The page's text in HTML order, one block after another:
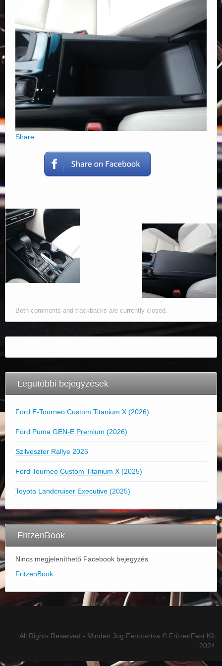
Elérhetőségek
Share
Both comments and trackbacks are currently closed.
Legutóbbi bejegyzések
Ford E-Tourneo Custom Titanium X (2026)
Ford Puma GEN-E Premium (2026)
Szilveszter Rallye 2025
Ford Tourneo Custom Titanium X (2025)
Toyota Landcruiser Executive (2025)
FritzenBook
Nincs megjeleníthető Facebook bejegyzés
FritzenBook
All Rights Reserved - Minden Jog Fenntartva © FritzenFest Kft.
2024.